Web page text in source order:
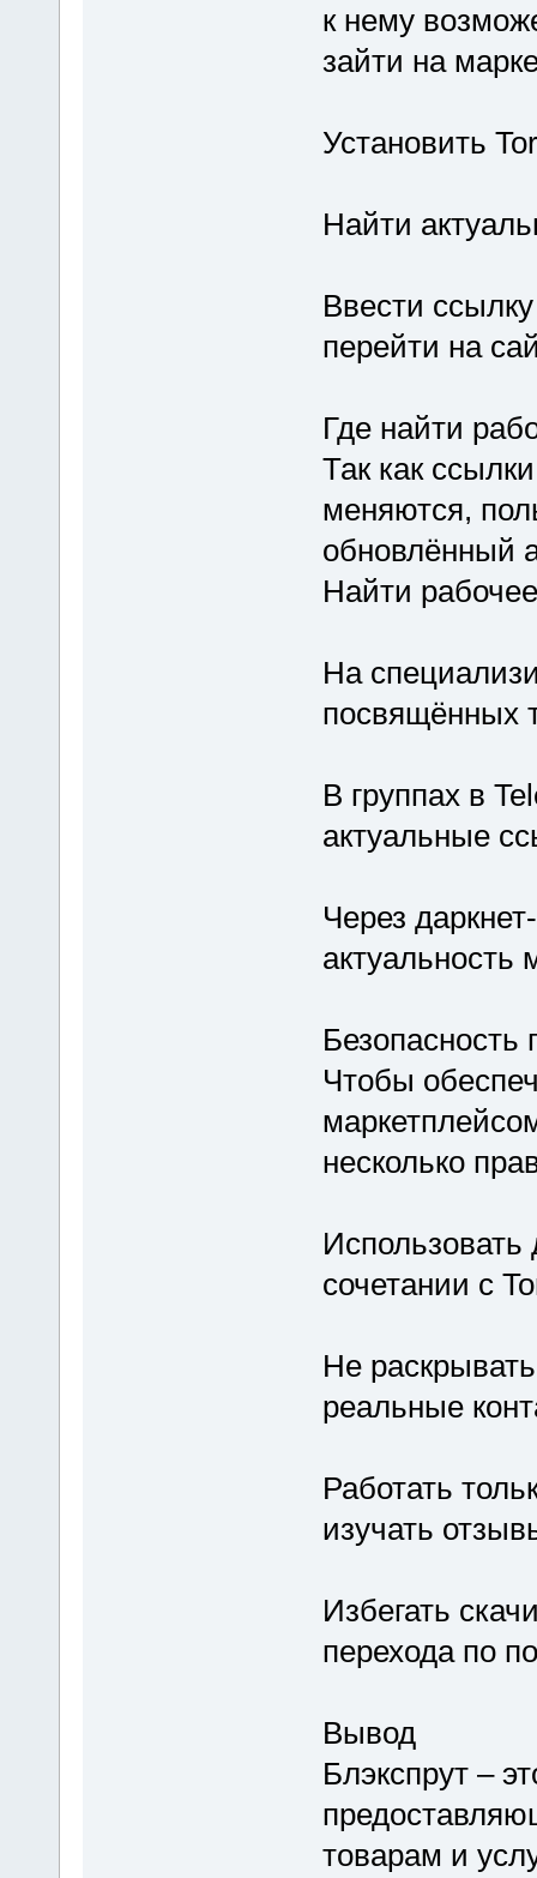
к нему
зайти на
Установить
Найти
Ввести
перейти на
Где найти
Так как
меняются,
обновлённый
Найти
На
посвящённых
В группах в
актуальные
Через
актуальность
Безопасность
Чтобы
несколько
сочетании с
Не
реальные
Работать
изучать
Избегать
перехода по
Вывод
Блэкспрут –
товарам и